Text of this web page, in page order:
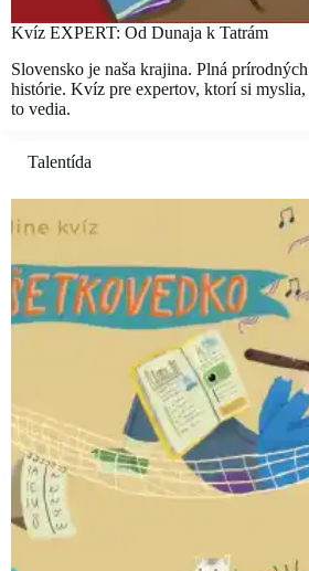
Kvíz EXPERT: Od Dunaja k Tatrám
Slovensko je naša krajina. Plná
histórie. Kvíz pre expertov, ktorí si
to vedia.
Talentída